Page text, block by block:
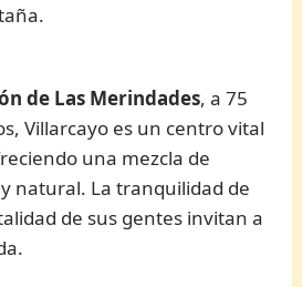
de Las Merindades, a 75
Villarcayo es un centro vital
una mezcla de
natural. La tranquilidad de
de sus gentes invitan a